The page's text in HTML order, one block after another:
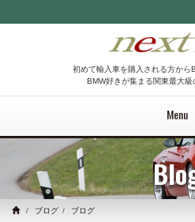
初めて輸入車を購入される方から
BMW好きが集まる関東最大
Menu
ブログ ブログ